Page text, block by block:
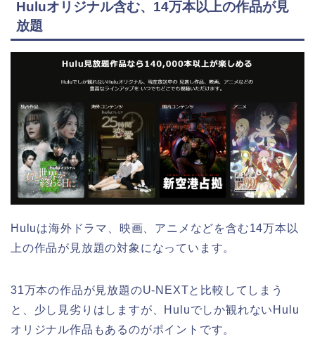
Huluオリジナル含む、14万本以上の作品が見
放題
Huluは海外ドラマ、映画、アニメなどを含む14万本以
上の作品が見放題の対象になっています。
31万本の作品が見放題のU-NEXTと比較してしまう
と、少し見劣りはしますが、Huluでしか観れないHulu
オリジナル作品もあるのがポイントです。